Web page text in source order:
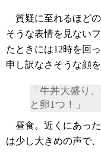
質疑に至れるほど
そうな表情を見ない
たときには12時を回
申し訳なさそうな顔
「牛丼大盛り
と卵1つ！」
昼食。近くにあっ
は少し大きめの声で